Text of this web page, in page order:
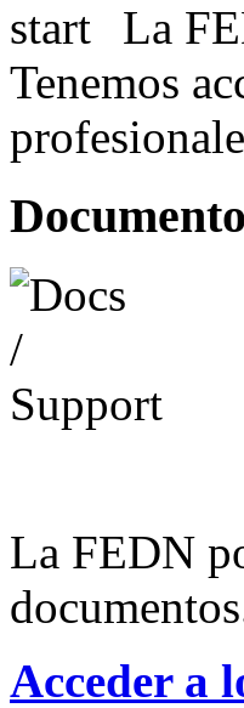
La
Tenemos
La FEDN
Acceder a